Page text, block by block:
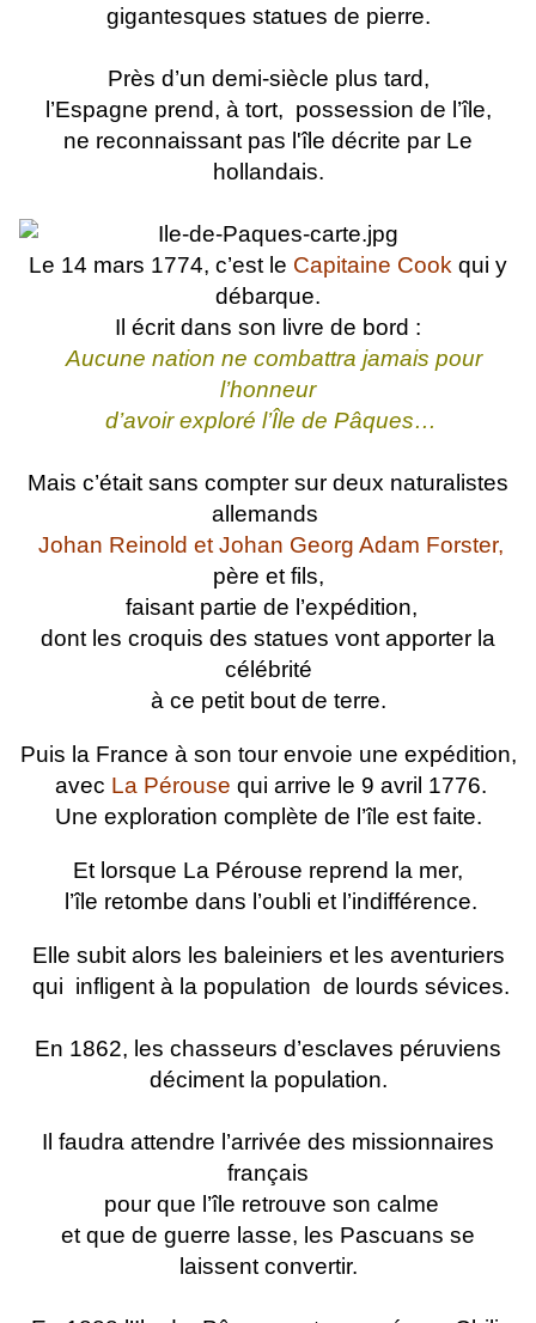
gigantesques statues de pierre.
Près d’un demi-siècle plus tard,
l’Espagne prend, à tort, possession de l’île,
ne reconnaissant pas l'île décrite par Le
hollandais.
Le 14 mars 1774, c’est le Capitaine Cook qui y
débarque.
Il écrit dans son livre de bord :
Aucune nation ne combattra jamais pour
l’honneur
d’avoir exploré l’Île de Pâques…
Mais c’était sans compter sur deux naturalistes
allemands
Johan Reinold et Johan Georg Adam Forster,
père et fils,
faisant partie de l’expédition,
dont les croquis des statues vont apporter la
célébrité
à ce petit bout de terre.
Puis la France à son tour envoie une expédition,
avec La Pérouse qui arrive le 9 avril 1776.
Une exploration complète de l’île est faite.
Et lorsque La Pérouse reprend la mer,
l’île retombe dans l’oubli et l’indifférence.
Elle subit alors les baleiniers et les aventuriers
qui infligent à la population de lourds sévices.
En 1862, les chasseurs d’esclaves péruviens
déciment la population.
Il faudra attendre l’arrivée des missionnaires
français
pour que l’île retrouve son calme
et que de guerre lasse, les Pascuans se
laissent convertir.